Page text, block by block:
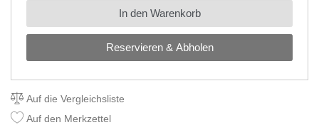
Reservieren & Abholen
In den Warenkorb
Auf die Vergleichsliste
Auf den Merkzettel